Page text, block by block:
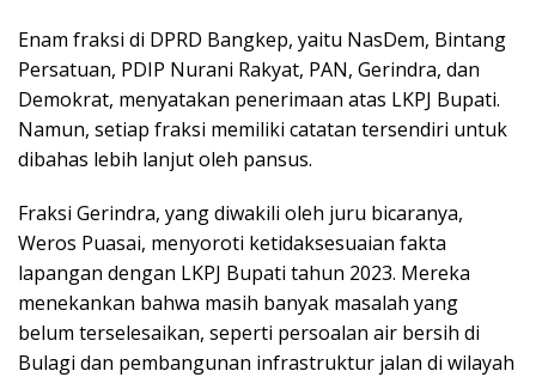
Enam fraksi di DPRD Bangkep, yaitu NasDem, Bintang
Persatuan, PDIP Nurani Rakyat, PAN, Gerindra, dan
Demokrat, menyatakan penerimaan atas LKPJ Bupati.
Namun, setiap fraksi memiliki catatan tersendiri untuk
dibahas lebih lanjut oleh pansus.
Fraksi Gerindra, yang diwakili oleh juru bicaranya,
Weros Puasai, menyoroti ketidaksesuaian fakta
lapangan dengan LKPJ Bupati tahun 2023. Mereka
menekankan bahwa masih banyak masalah yang
belum terselesaikan, seperti persoalan air bersih di
Bulagi dan pembangunan infrastruktur jalan di wilayah